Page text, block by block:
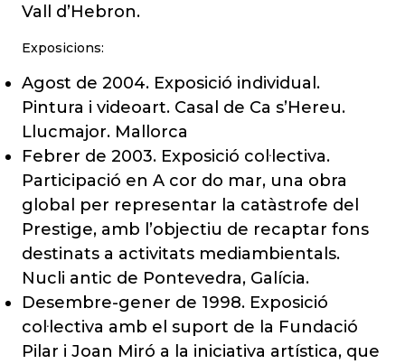
Vall d’Hebron.
Exposicions:
Agost de 2004. Exposició individual.
Pintura i videoart. Casal de Ca s’Hereu.
Llucmajor. Mallorca
Febrer de 2003. Exposició col·lectiva.
Participació en A cor do mar, una obra
global per representar la catàstrofe del
Prestige, amb l’objectiu de recaptar fons
destinats a activitats mediambientals.
Nucli antic de Pontevedra, Galícia.
Desembre-gener de 1998. Exposició
col·lectiva amb el suport de la Fundació
Pilar i Joan Miró a la iniciativa artística, que